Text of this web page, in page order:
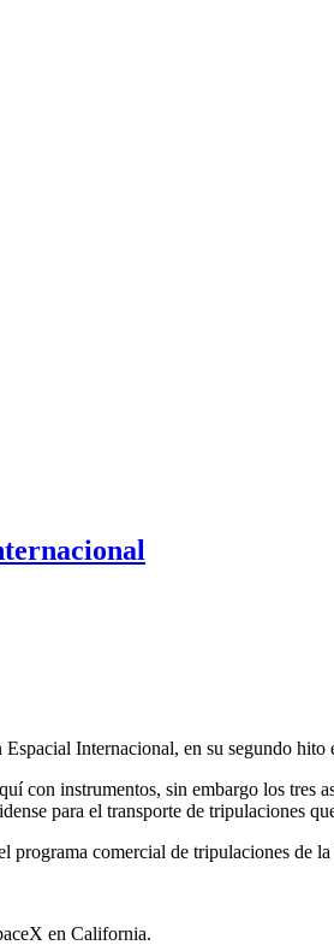
Internacional, en su segundo hito
con instrumentos, sin embargo los tres
para el transporte de tripulaciones
programa comercial de tripulaciones de
en California.